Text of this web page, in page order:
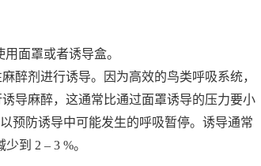
面罩或者诱导盒。
醉剂进行诱导。因为高效的鸟类呼吸系统，
导麻醉，这通常比通过面罩诱导的压力要小
预防诱导中可能发生的呼吸暂停。诱导通常
到 2 – 3 %。